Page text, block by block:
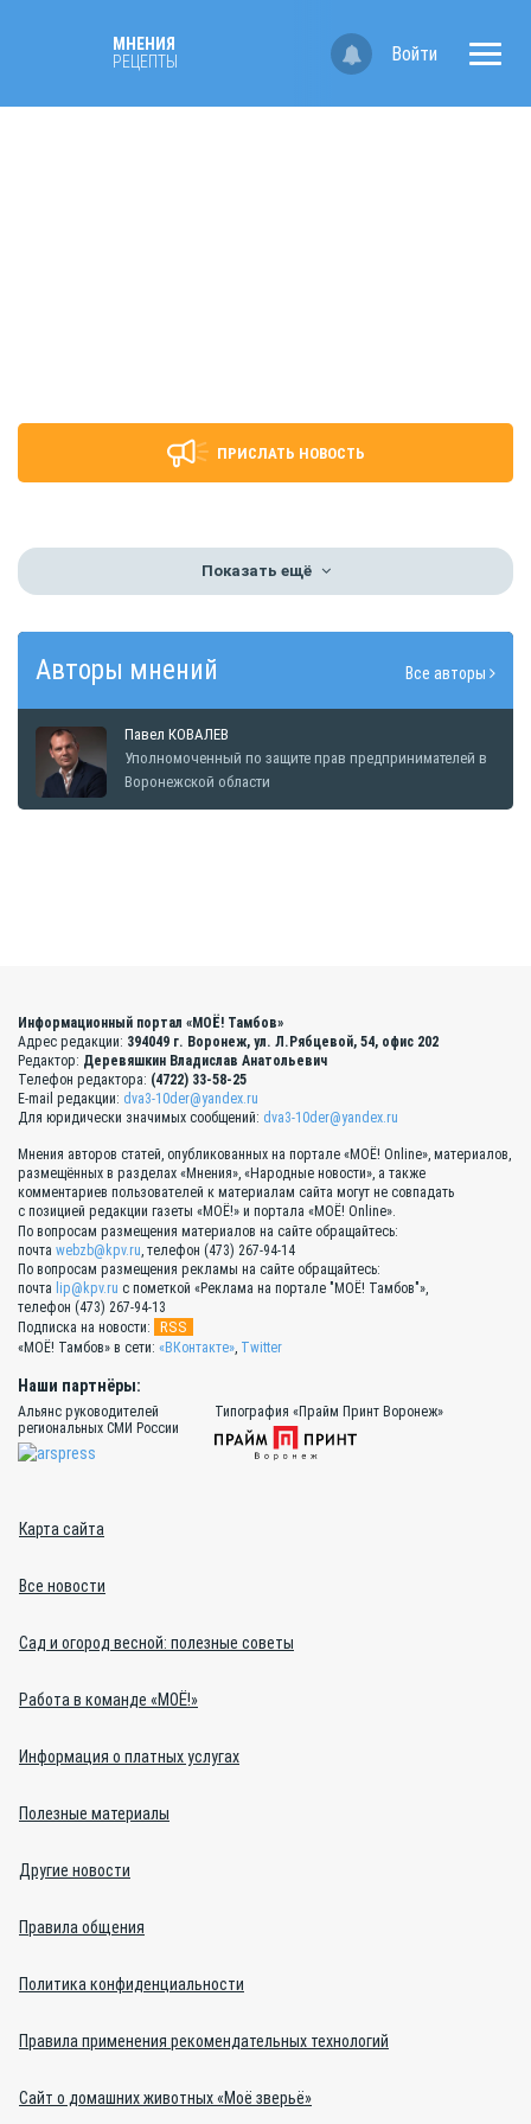
МНЕНИЯ
РЕЦЕПТЫ
Войти
ПРИСЛАТЬ НОВОСТЬ
Показать ещё
Авторы мнений Все авторы
Павел КОВАЛЕВ
Уполномоченный по защите прав предпринимателей в
Воронежской области
Информационный портал «МОЁ! Тамбов»
Адрес редакции: 394049 г. Воронеж, ул. Л.Рябцевой, 54, офис 202
Редактор: Деревяшкин Владислав Анатольевич
Телефон редактора: (4722) 33-58-25
E-mail редакции: dva3-10der@yandex.ru
Для юридически значимых сообщений: dva3-10der@yandex.ru
Мнения авторов статей, опубликованных на портале «МОЁ! Online», материалов,
размещённых в разделах «Мнения», «Народные новости», а также
комментариев пользователей к материалам сайта могут не совпадать
с позицией редакции газеты «МОЁ!» и портала «МОЁ! Online».
По вопросам размещения материалов на сайте обращайтесь:
почта webzb@kpv.ru, телефон (473) 267-94-14
По вопросам размещения рекламы на сайте обращайтесь:
почта lip@kpv.ru с пометкой «Реклама на портале "МОЁ! Тамбов"»,
телефон (473) 267-94-13
Подписка на новости:
RSS
«МОЁ! Тамбов» в сети: «ВКонтакте», Twitter
Наши партнёры:
Альянс руководителей
региональных СМИ России
Типография «Прайм Принт Воронеж»
Карта сайта
Все новости
Сад и огород весной: полезные советы
Работа в команде «МОЁ!»
Информация о платных услугах
Полезные материалы
Другие новости
Правила общения
Политика конфиденциальности
Правила применения рекомендательных технологий
Сайт о домашних животных «Моё зверьё»